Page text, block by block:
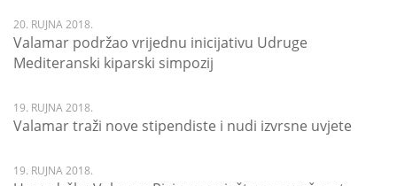
20. RUJNA 2018.
Valamar podržao vrijednu inicijativu Udruge
Mediteranski kiparski simpozij
19. RUJNA 2018.
Valamar traži nove stipendiste i nudi izvrsne uvjete
19. RUJNA 2018.